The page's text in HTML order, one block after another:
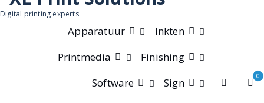
Digital printing experts
Apparatuur
Inkten
Printmedia
Finishing
Software
Sign
0